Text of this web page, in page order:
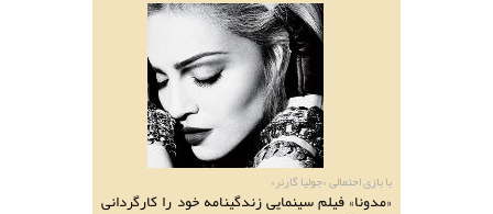
با بازی احتمالی «جولیا گارنر»
«مدونا» فیلم سینمایی زندگینامه خود را کارگردانی